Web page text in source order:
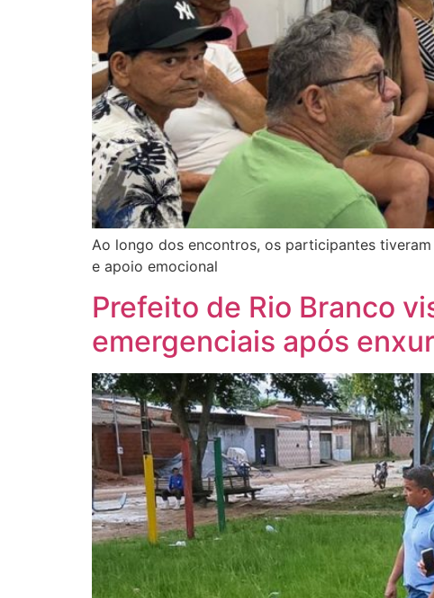
Ao longo dos encontros, os participantes
e apoio emocional
Prefeito de Rio Branco
emergenciais após